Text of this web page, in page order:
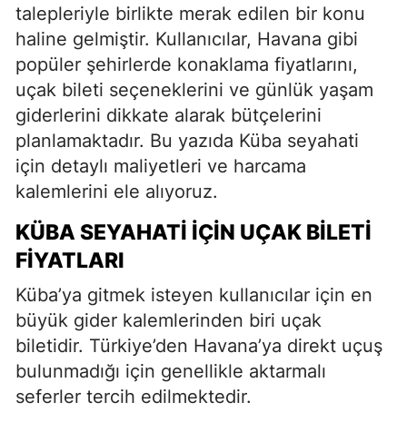
talepleriyle birlikte merak edilen bir konu
haline gelmiştir. Kullanıcılar, Havana gibi
popüler şehirlerde konaklama fiyatlarını,
uçak bileti seçeneklerini ve günlük yaşam
giderlerini dikkate alarak bütçelerini
planlamaktadır. Bu yazıda Küba seyahati
için detaylı maliyetleri ve harcama
kalemlerini ele alıyoruz.
KÜBA SEYAHATI İÇIN UÇAK BILETI
FIYATLARI
Küba’ya gitmek isteyen kullanıcılar için en
büyük gider kalemlerinden biri uçak
biletidir. Türkiye’den Havana’ya direkt uçuş
bulunmadığı için genellikle aktarmalı
seferler tercih edilmektedir.